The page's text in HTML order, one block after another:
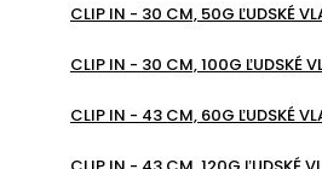
CLIP IN - 30 CM, 50G ĽUDSKÉ
CLIP IN - 30 CM, 100G ĽUDSKÉ
CLIP IN - 43 CM, 60G ĽUDSKÉ